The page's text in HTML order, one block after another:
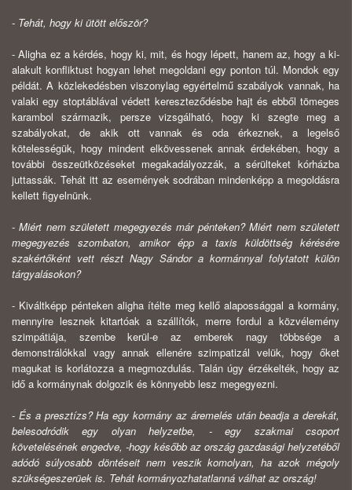
- Tehát, hogy ki ütött először?
- Aligha ez a kérdés, hogy ki, mit, és hogy lépett, hanem az, hogy a ki­
alakult konfliktust hogyan lehet megoldani egy ponton túl. Mondok egy
példát. A közlekedésben viszonylag egyértelmű szabályok vannak, ha
valaki egy stop­táblával védett kereszteződésbe hajt és ebből tömeges
karambol származik, per­sze vizsgálható, hogy ki szegte meg a
szabályokat, de akik ott vannak és oda érkeznek, a legelső
kötelességük, hogy mindent elkövessenek annak érdekében, hogy a
további összeütközéseket megakadályozzák, a sérülteket kórházba
juttas­sák. Tehát itt az események sodrában mindenképp a megoldásra
kellett figyel­nünk.
- Miért nem született megegyezés már pénteken? Miért nem született
meg­egyezés szombaton, amikor épp a taxis küldöttség kérésére
szakértőként vett részt Nagy Sándor a kormánnyal folytatott külön
tárgyalásokon?
- Kiváltképp pénteken aligha ítélte meg kellő alapossággal a kormány,
mennyire lesznek kitartóak a szállítók, merre fordul a közvélemény
szimpátiája, szembe kerül-e az emberek nagy többsége a
demonstrálókkal vagy annak elle­nére szimpatizál velük, hogy őket
magukat is korlátozza a megmozdulás. Talán úgy érzékelték, hogy az
idő a kormánynak dolgozik és könnyebb lesz meg­egyezni.
- És a presztízs? Ha egy kormány az áremelés után beadja a derekát,
bele­sodródik egy olyan helyzetbe, - egy szakmai csoport
követelésének engedve, -hogy később az ország gazdasági helyzetéből
adódó súlyosabb döntéseit nem ve­szik komolyan, ha azok mégoly
szükségeszerüek is. Tehát kormányozhatatlanná válhat az ország!